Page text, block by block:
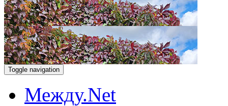
Toggle navigation
Между.Net